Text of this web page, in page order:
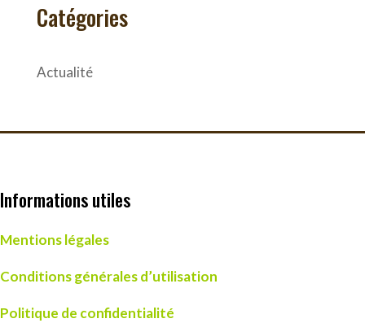
Catégories
Actualité
Informations utiles
Mentions légales
Conditions générales d’utilisation
Politique de confidentialité